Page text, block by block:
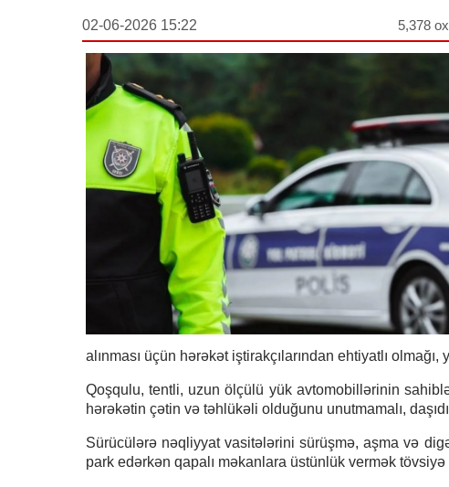
02-06-2026 15:22 5,378
alınması üçün hərəkət iştirakçılarından ehtiyatlı
Qoşqulu, tentli, uzun ölçülü yük avtomobillərinin
hərəkətin çətin və təhlükəli olduğunu unutmamalı,
Sürücülərə nəqliyyat vasitələrini sürüşmə, aşma və
park edərkən qapalı məkanlara üstünlük vermək tövsiyə